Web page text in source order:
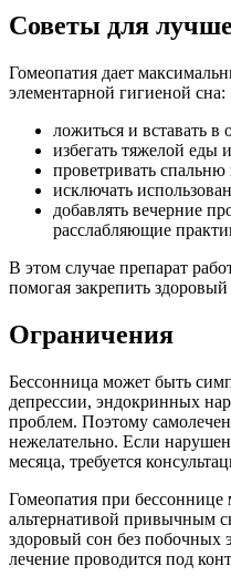
Советы для
Гомеопатия дает
элементарной гигиеной сна:
ложиться и вставать в
избегать тяжелой еды
проветривать спальню
исключать
добавлять вечерние
расслабляющие
В этом случае препарат
помогая закрепить
Ограничения
Бессонница может быть
депрессии, эндокринных
проблем. Поэтому
нежелательно. Если
месяца, требуется
Гомеопатия при бессоннице
альтернативой привычным
здоровый сон без побочных
лечение проводится под